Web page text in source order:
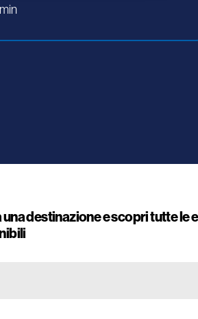
destinazione e scopri tutte le